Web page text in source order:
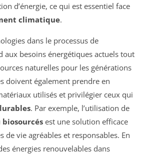
d’énergie, ce qui est essentiel face
climatique.
dans le processus de
aux besoins énergétiques actuels tout
naturelles pour les générations
doivent également prendre en
utilisés et privilégier ceux qui
. Par exemple, l’utilisation de
biosourcés est une solution efficace
de vie agréables et responsables. En
énergies renouvelables dans